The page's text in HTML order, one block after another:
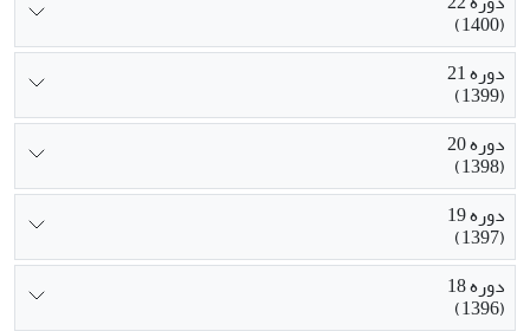
(1400)
دوره 21
(1399)
دوره 20
(1398)
دوره 19
(1397)
دوره 18
(1396)